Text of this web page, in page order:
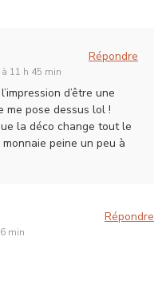
11 h 45 min
Répondre
d’être une
me pose dessus lol !
la déco change tout le
peine un peu à
min
Répondre